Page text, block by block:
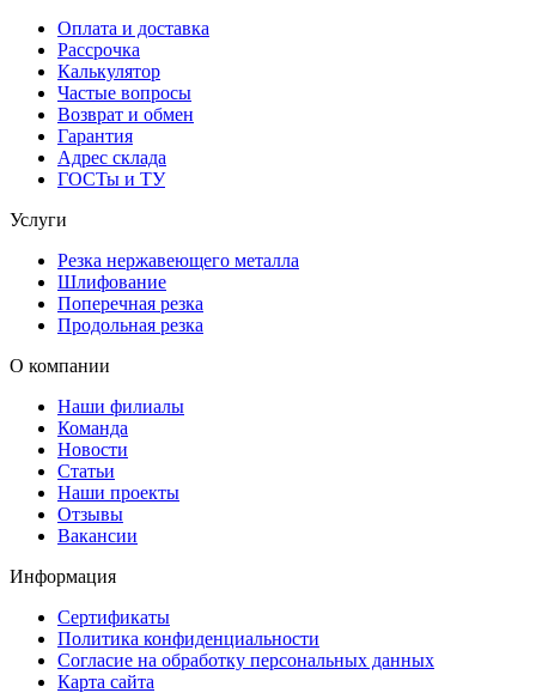
Оплата и доставка
Рассрочка
Калькулятор
Частые вопросы
Возврат и обмен
Гарантия
Адрес склада
ГОСТы и ТУ
Услуги
Резка нержавеющего металла
Шлифование
Поперечная резка
Продольная резка
О компании
Наши филиалы
Команда
Новости
Статьи
Наши проекты
Отзывы
Вакансии
Информация
Сертификаты
Политика конфиденциальности
Согласие на обработку персональных данных
Карта сайта